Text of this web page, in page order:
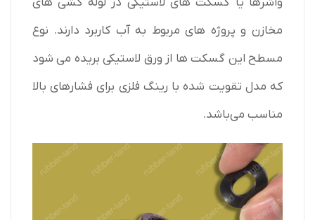
مخازن و پروژه های مربوط به آب کاربرد دارند. نوع
مسطح این گسکت ها از ورق لاستیکی بریده می شود
که مدل تقویت شده با رینگ فلزی برای فشارهای بالا
مناسب می‌باشد.